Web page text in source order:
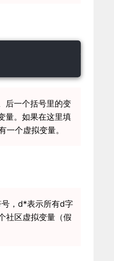
后一个括号里的变
量。如果在这里填
个虚拟变量。
，d*表示所有d字
社区虚拟变量（假